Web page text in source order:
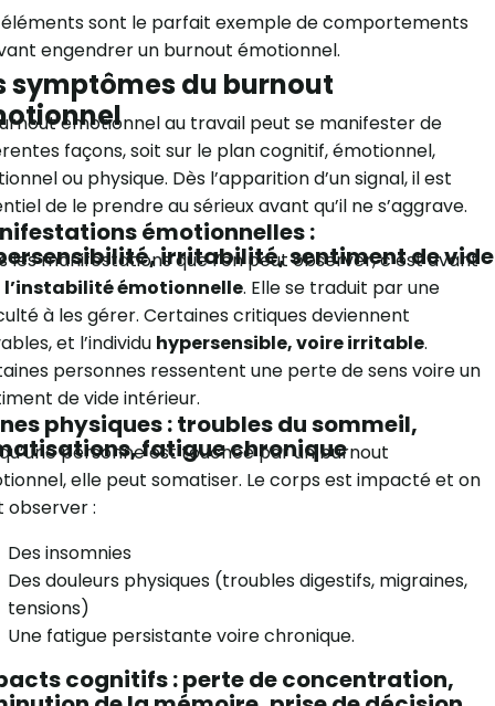
sont le parfait exemple de comportements
engendrer un burnout émotionnel.
symptômes du burnout
émotionnel au travail peut se manifester de
façons, soit sur le plan cognitif, émotionnel,
ou physique. Dès l’apparition d’un signal, il est
de le prendre au sérieux avant qu’il ne s’aggrave.
émotionnelles :
irritabilité, sentiment de vide
les manifestations que l’on peut observer, c’est avant
l’instabilité émotionnelle. Elle se traduit par une
à les gérer. Certaines critiques deviennent
et l’individu hypersensible, voire irritable.
personnes ressentent une perte de sens voire un
de vide intérieur.
physiques : troubles du sommeil,
fatigue chronique
personne est touchée par un burnout
elle peut somatiser. Le corps est impacté et on
observer :
Des insomnies
Des douleurs physiques (troubles digestifs, migraines,
tensions)
Une fatigue persistante voire chronique.
cognitifs : perte de concentration,